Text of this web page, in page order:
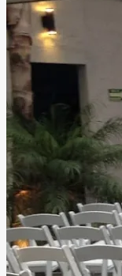
Event
Tonalá, Jalisco
Información